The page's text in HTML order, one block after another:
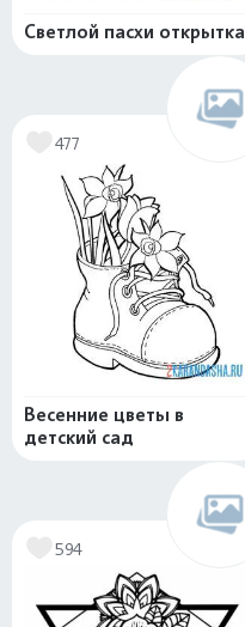
Светлой пасхи открытка
477
Весенние цветы в
детский сад
594